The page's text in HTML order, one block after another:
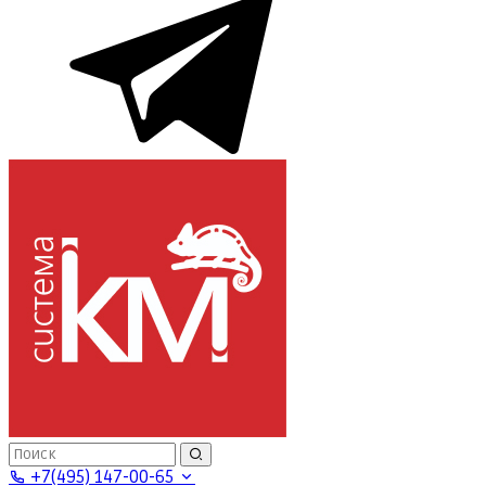
+7(495) 147-00-65